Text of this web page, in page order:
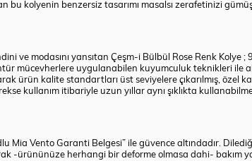
bu kolyenin benzersiz tasarımı masalsı zerafetinizi
ve modasını yansıtan Çeşm-i Bülbül Rose Renk
mücevherlere uygulanabilen kuyumculuk teknikleri ile
ürün kalite standartları üst seviyelere çıkarılmış,
kullanım itibariyle uzun yıllar aynı şıklıkta
Mia Vento Garanti Belgesi” ile güvence altındadır.
-ürününüze herhangi bir deforme olmasa dahi- bakım